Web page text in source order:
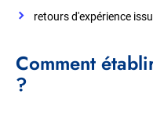
retours d'expérience
Comment
?